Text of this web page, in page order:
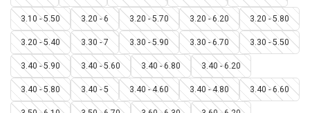
3.10 - 5.50 3.20 - 6 3.20 - 5.70 3.20 - 6.20 3.20 - 5.80
3.20 - 5.40 3.30 - 7 3.30 - 5.90 3.30 - 6.70 3.30 - 5.50
3.40 - 5.90 3.40 - 5.60 3.40 - 6.80 3.40 - 6.20
3.40 - 5.80 3.40 - 5 3.40 - 4.60 3.40 - 4.80 3.40 - 6.60